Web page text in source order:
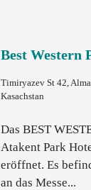
Best Western
Timiryazev St 42,
Kasachstan
Das BEST
Atakent Park
eröffnet. Es
an das Messe...